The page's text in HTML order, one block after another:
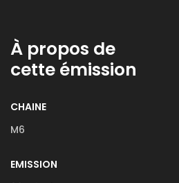
À propos de
cette émission
CHAINE
M6
EMISSION